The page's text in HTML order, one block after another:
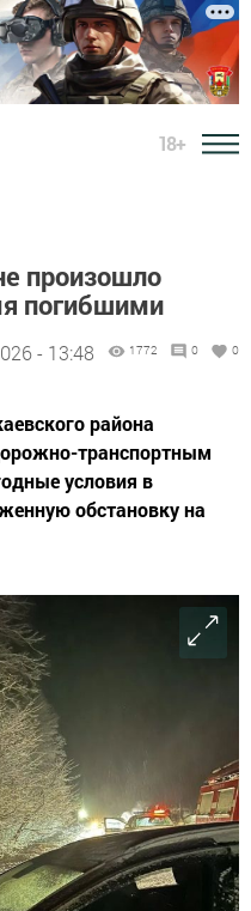
18+
произошло
погибшими
- 13:48 1772 0 0
района
транспортным
условия в
обстановку на